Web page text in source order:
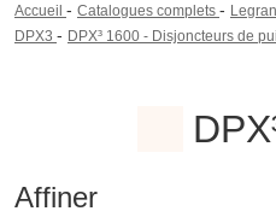
Accueil - Catalogues complets -
DPX3 - DPX³ 1600 - Disjoncteurs de
Affiner